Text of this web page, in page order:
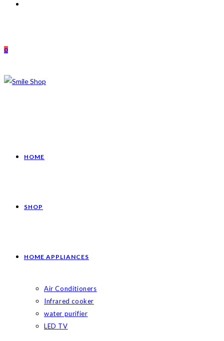
0
HOME
SHOP
HOME APPLIANCES
Air Conditioners
Infrared cooker
water purifier
LED TV